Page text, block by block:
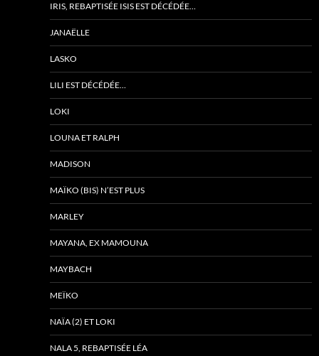
IRIS, REBAPTISÉE ISIS EST DÉCÉDÉE…
JANAËLLE
LASKO
LILI EST DÉCÉDÉE…
LOKI
LOUNA ET RALPH
MADISON
MAÏKO (BIS) N’EST PLUS
MARLEY
MAYANA, EX MAMOUNA
MAYBACH
MEÏKO
NAÏA (2) ET LOKI
NALA 5, REBAPTISÉE LÉA